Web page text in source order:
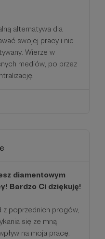
alternatywa dla
swojej pracy i nie
Wierze w
mediów, po przez
diamentowym
Bardzo Ci dziękuję!
z poprzednich progów,
się ze mną
na moja pracę.